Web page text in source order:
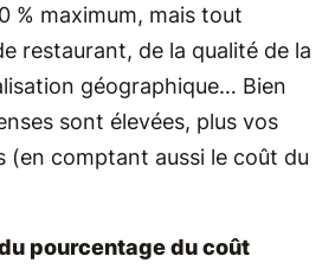
% maximum, mais tout
restaurant, de la qualité de la
géographique… Bien
sont élevées, plus vos
(en comptant aussi le coût du
pourcentage du coût